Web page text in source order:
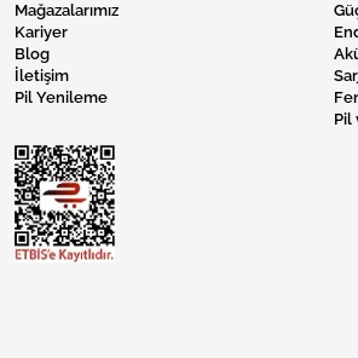
Mağazalarımız
Kariyer
Blog
İletişim
Pil Yenileme
Pil